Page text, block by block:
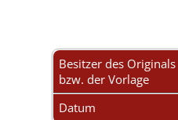
Besitzer des Originals
bzw. der Vorlage
Datum